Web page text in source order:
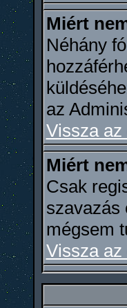
Miért
Néhány
az
Vissza az
Miért
Csak
szavazás
mégsem
Vissza az